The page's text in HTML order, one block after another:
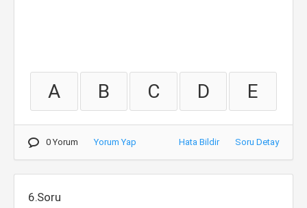
A B C D E
0 Yorum Yorum Yap Hata Bildir Soru Detay
6.Soru